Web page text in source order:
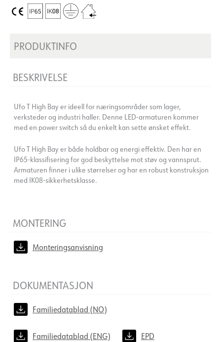
PRODUKTINFO
BESKRIVELSE
Ufo T High Bay er ideell for næringsområder som lager,
verksteder og industri haller. Denne LED-armaturen kommer
med en power switch så du enkelt kan sette ønsket effekt.
Ufo T High Bay er både holdbar og energi effektiv. Den har en
IP65-klassifisering for god beskyttelse mot støv og vannsprut.
Armaturen finner i ulike størrelser og har en robust konstruksjon
med IK08-sikkerhetsklasse.
MONTERING
Monteringsanvisning
DOKUMENTASJON
Familiedatablad (NO)
Familiedatablad (ENG) EPD